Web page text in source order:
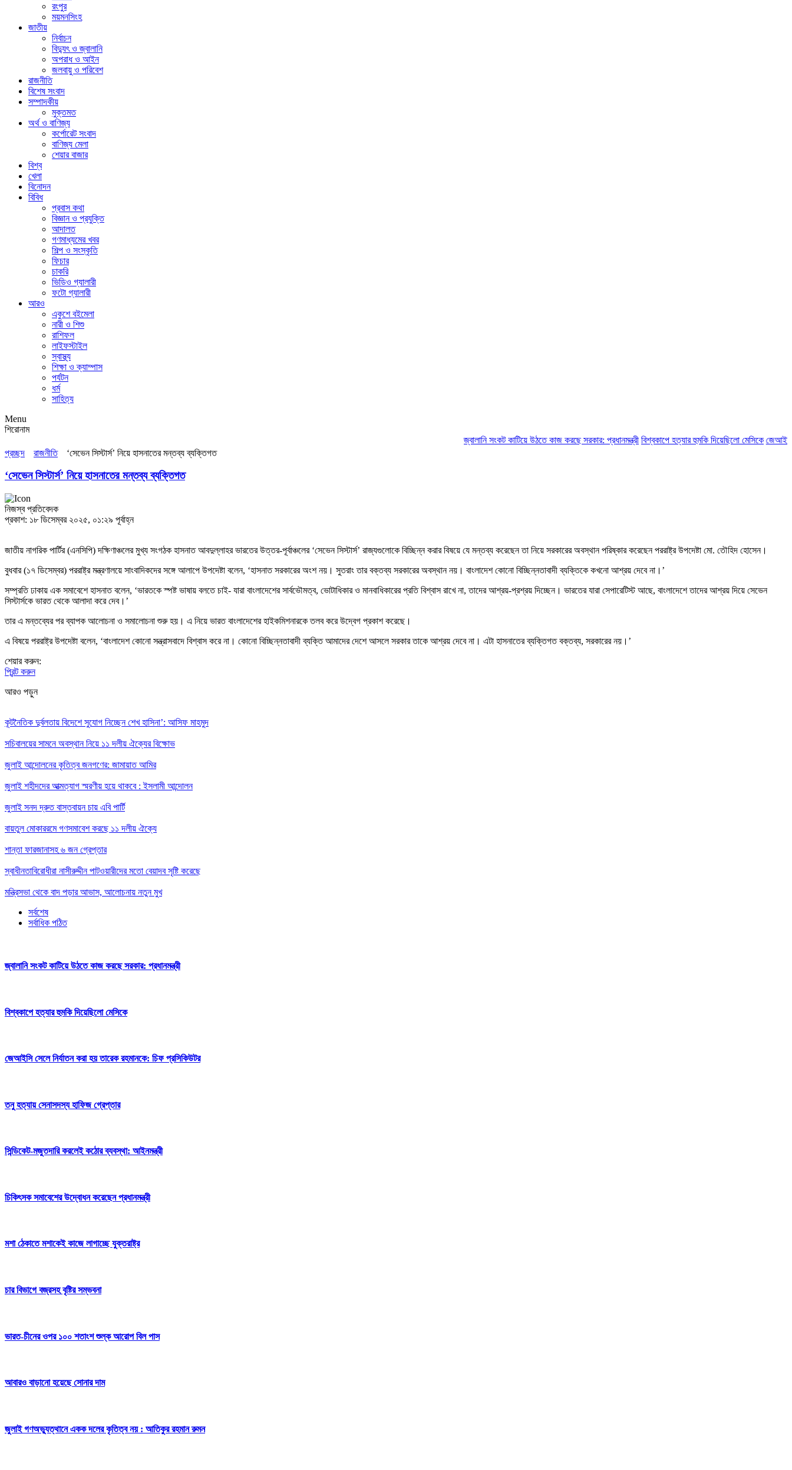
রংপুর
ময়মনসিংহ
জাতীয়
নির্বাচন
বিদ্যুৎ ও জ্বালানি
অপরাধ ও আইন
জলবায়ু ও পরিবেশ
রাজনীতি
বিশেষ সংবাদ
সম্পাদকীয়
মুক্তমত
অর্থ ও বাণিজ্য
কর্পোরেট সংবাদ
বাণিজ্য মেলা
শেয়ার বাজার
বিশ্ব
খেলা
বিনোদন
বিবিধ
প্রবাস কথা
বিজ্ঞান ও প্রযুক্তি
আদালত
গণমাধ্যমের খবর
শিল্প ও সংস্কৃতি
ফিচার
চাকরি
ভিডিও গ্যালারী
ফটো গ্যালারী
আরও
একুশে বইমেলা
নারী ও শিশু
রাশিফল
লাইফস্টাইল
স্বাস্থ্য
শিক্ষা ও ক্যাম্পাস
পর্যটন
ধর্ম
সাহিত্য
Menu
শিরোনাম
জ্বালানি সংকট কাটিয়ে উঠতে কাজ করছে সরকার: প্রধানমন্ত্রী বিশ্বকাপে হত্যার হুমকি দিয়েছিলো মেসিকে জেআইসি সেলে
প্রচ্ছদ
রাজনীতি ‘সেভেন সিস্টার্স’ নিয়ে হাসনাতের মন্তব্য ব্যক্তিগত
‘সেভেন সিস্টার্স’ নিয়ে হাসনাতের মন্তব্য ব্যক্তিগত
নিজস্ব প্রতিবেদক
প্রকাশ: ১৮ ডিসেম্বর ২০২৫, ০১:২৯ পূর্বাহ্ন
জাতীয় নাগরিক পার্টির (এনসিপি) দক্ষিণাঞ্চলের মুখ্য সংগঠক হাসনাত আবদুল্লাহর ভারতের উত্তর-পূর্বাঞ্চলের ‘সেভেন সিস্টার্স’ রাজ্যগুলোকে বিচ্ছিন্ন করার বিষয়ে যে মন্তব্য করেছেন তা নিয়ে সরকারের অবস্থান পরিষ্কার করেছেন পররাষ্ট্র উপদেষ্টা মো. তৌহিদ হোসেন।
বুধবার (১৭ ডিসেম্বর) পররাষ্ট্র মন্ত্রণালয়ে সাংবাদিকদের সঙ্গে আলাপে উপদেষ্টা বলেন, ‘হাসনাত সরকারের অংশ নয়। সুতরাং তার বক্তব্য সরকারের অবস্থান নয়। বাংলাদেশ কোনো বিচ্ছিন্নতাবাদী ব্যক্তিকে কখনো আশ্রয় দেবে না।’
সম্প্রতি ঢাকায় এক সমাবেশে হাসনাত বলেন, ‘ভারতকে স্পষ্ট ভাষায় বলতে চাই- যারা বাংলাদেশের সার্বভৌমত্ব, ভোটাধিকার ও মানবাধিকারের প্রতি বিশ্বাস রাখে না, তাদের আশ্রয়-প্রশ্রয় দিচ্ছেন। ভারতের যারা সেপারেটিস্ট আছে, বাংলাদেশে তাদের আশ্রয় দিয়ে সেভেন
সিস্টার্সকে ভারত থেকে আলাদা করে দেব।’
তার এ মন্তব্যের পর ব্যাপক আলোচনা ও সমালোচনা শুরু হয়। এ নিয়ে ভারত বাংলাদেশের হাইকমিশনারকে তলব করে উদ্বেগ প্রকাশ করেছে।
এ বিষয়ে পররাষ্ট্র উপদেষ্টা বলেন, ‘বাংলাদেশ কোনো সন্ত্রাসবাদে বিশ্বাস করে না। কোনো বিচ্ছিন্নতাবাদী ব্যক্তি আমাদের দেশে আসলে সরকার তাকে আশ্রয় দেবে না। এটা হাসনাতের ব্যক্তিগত বক্তব্য, সরকারের নয়।’
শেয়ার করুন:
প্রিন্ট করুন
আরও পড়ুন
কূটনৈতিক দুর্বলতায় বিদেশে সুযোগ নিচ্ছেন শেখ হাসিনা’: আসিফ মাহমুদ
সচিবালয়ের সামনে অবস্থান নিয়ে ১১ দলীয় ঐক্যের বিক্ষোভ
জুলাই আন্দোলনের কৃতিত্ব জনগণের: জামায়াত আমির
জুলাই শহীদদের আত্মত্যাগ স্মরণীয় হয়ে থাকবে : ইসলামী আন্দোলন
জুলাই সনদ দ্রুত বাস্তবায়ন চায় এবি পার্টি
বায়তুল মোকাররমে গণসমাবেশ করছে ১১ দলীয় ঐক্যে
শান্তা ফারজানাসহ ৬ জন গ্রেপ্তার
স্বাধীনতাবিরোধীরা নাসীরুদ্দীন পাটওয়ারীদের মতো বেয়াদব সৃষ্টি করেছে
মন্ত্রিসভা থেকে বাদ পড়ার আভাস, আলোচনায় নতুন মুখ
সর্বশেষ
সর্বাধিক পঠিত
জ্বালানি সংকট কাটিয়ে উঠতে কাজ করছে সরকার: প্রধানমন্ত্রী
বিশ্বকাপে হত্যার হুমকি দিয়েছিলো মেসিকে
জেআইসি সেলে নির্যাতন করা হয় তারেক রহমানকে: চিফ প্রসিকিউটর
তনু হত্যায় সেনাসদস্য হাফিজ গ্রেপ্তার
সিন্ডিকেট-মজুতদারি করলেই কঠোর ব্যবস্থা: আইনমন্ত্রী
চিকিৎসক সমাবেশের উদ্বোধন করেছেন প্রধানমন্ত্রী
মশা ঠেকাতে মশাকেই কাজে লাগাচ্ছে যুক্তরাষ্ট্র
চার বিভাগে বজ্রসহ বৃষ্টির সম্ভবনা
ভারত-চীনের ওপর ১০০ শতাংশ শুল্ক আরোপ বিল পাস
আবারও বাড়ানো হয়েছে সোনার দাম
জুলাই গণঅভ্যুত্থানে একক দলের কৃতিত্ব নয় : আতিকুর রহমান রুমন